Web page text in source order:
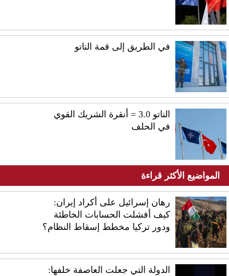
في الطريق إلى قمة الناتو
الناتو 3.0 = أنقرة الشريك القوي
في الحلف
المواضيع الأكثر قراءة
رهان إسرائيل على أكراد إيران:
كيف أفشلت الحسابات الخاطئة
ودور تركيا مخطط إسقاط النظام؟
الدولة التي جعلت العاصفة خلفها: